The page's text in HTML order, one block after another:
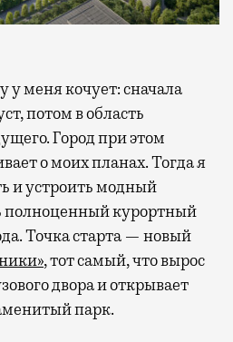
потом в область
Город при этом
о моих планах. Тогда я
и устроить модный
курортный
Точка старта — новый
, тот самый, что вырос
двора и открывает
парк.